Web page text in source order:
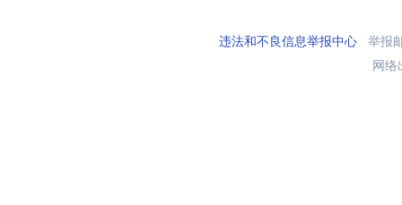
违法和不良信息举报中心举报
网